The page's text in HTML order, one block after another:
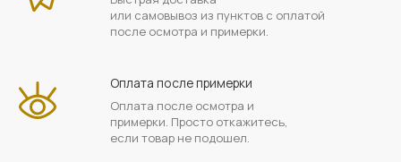
или самовывоз из пунктов с оплатой
после осмотра и примерки.
Оплата после примерки
Оплата после осмотра и
примерки. Просто откажитесь,
если товар не подошел.